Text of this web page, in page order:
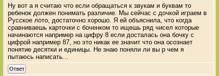
Ну вот а я считаю что если обращаться к звукам и буквам то
ребенок должен понимать различие. Мы сейчас с дочкой играем в
Русское лото, достаточно хорошо. Я ей объяснила, что когда
сравниваешь карточки с боченком то ищешь ряд чисел которые
начинаются например на цифру 8 если досталась она бочку с
цифрой например 87, но это никак ее значит что она осознает
понятие десятки и единицы. Не знаю поняли ли вы р чем я
пытаюсь написать...
Ответ